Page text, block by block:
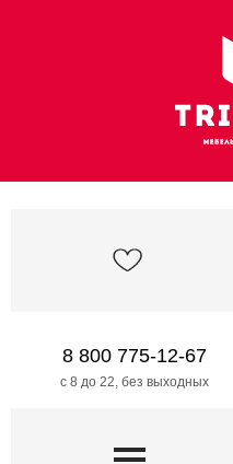
8 800 775-12-67
с 8 до 22, без выходных